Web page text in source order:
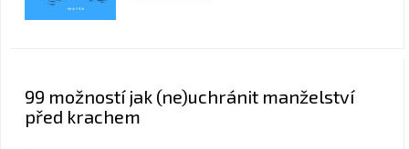
99 možností jak (ne)uchránit manželství
před krachem